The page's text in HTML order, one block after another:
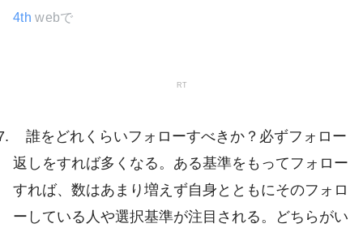
4th webで
RT
誰をどれくらいフォローすべきか？必ずフォロー
返しをすれば多くなる。ある基準をもってフォロー
すれば、数はあまり増えず自身とともにそのフォロ
ーしている人や選択基準が注目される。どちらがい